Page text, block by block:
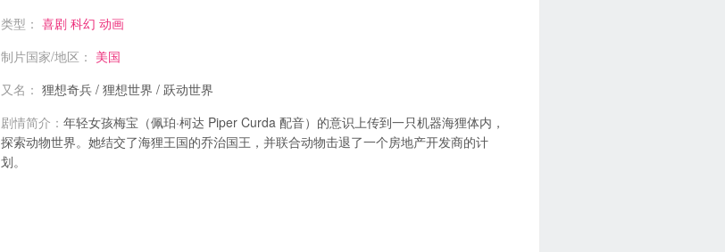
类型： 喜剧 科幻 动画
制片国家/地区： 美国
又名： 狸想奇兵 / 狸想世界 / 跃动世界
剧情简介： 年轻女孩梅宝（佩珀·柯达 Piper Curda 配音）的意识上传到一只机器海狸体内，
探索动物世界。她结交了海狸王国的乔治国王，并联合动物击退了一个房地产开发商的计
划。